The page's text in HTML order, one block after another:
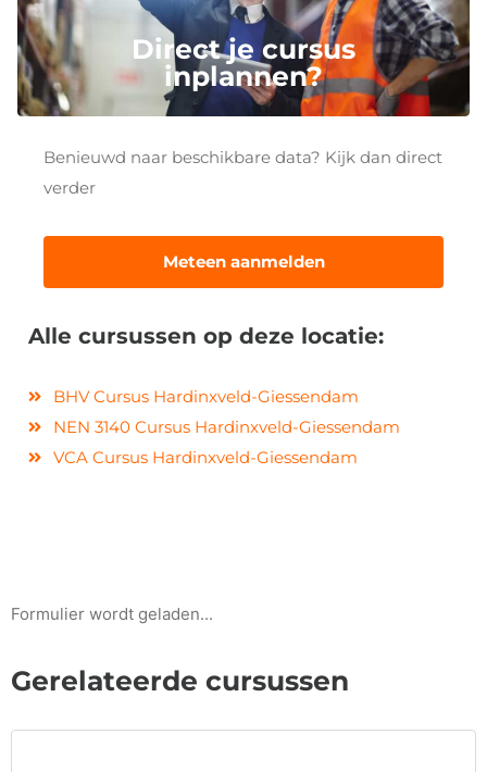
Direct je cursus
inplannen?
Benieuwd naar beschikbare data? Kijk dan direct
verder
Meteen aanmelden
Alle cursussen op deze locatie:
BHV Cursus Hardinxveld-Giessendam
NEN 3140 Cursus Hardinxveld-Giessendam
VCA Cursus Hardinxveld-Giessendam
Formulier wordt geladen...
Gerelateerde cursussen